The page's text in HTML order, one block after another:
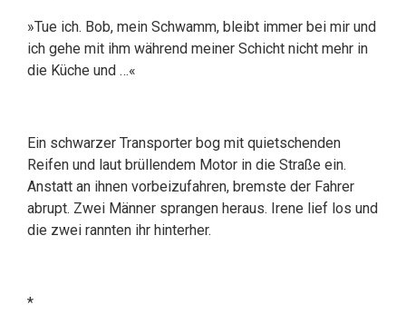
»Tue ich. Bob, mein Schwamm, bleibt immer bei mir und
ich gehe mit ihm während meiner Schicht nicht mehr in
die Küche und …«
Ein schwarzer Transporter bog mit quietschenden
Reifen und laut brüllendem Motor in die Straße ein.
Anstatt an ihnen vorbeizufahren, bremste der Fahrer
abrupt. Zwei Männer sprangen heraus. Irene lief los und
die zwei rannten ihr hinterher.
*